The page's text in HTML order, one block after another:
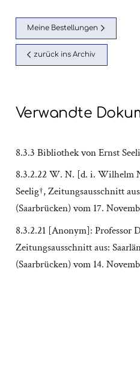
Meine Bestellungen
zurück ins Archiv
Verwandte
8.3.3 Bibliothek von Ernst
8.3.2.22 W. N. [d. i. Wilhelm
Seelig†, Zeitungsausschnitt
(Saarbrücken) vom 17.
8.3.2.21 [Anonym]: Professor
Zeitungsausschnitt aus:
(Saarbrücken) vom 14.